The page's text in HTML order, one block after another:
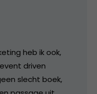
heb ik ook,
driven
slecht boek,